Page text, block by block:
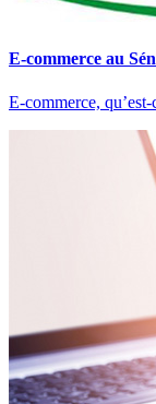
E-commerce au
E-commerce, qu’est-